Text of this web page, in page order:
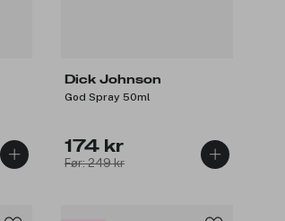
Dick Johnson
God Spray 50ml
174 kr
Før: 249 kr